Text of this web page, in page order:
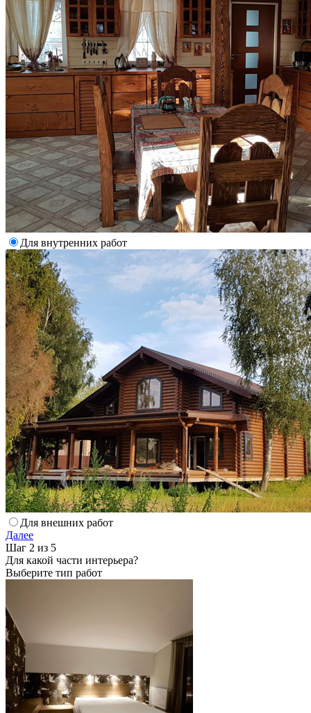
Для внутренних работ
Для внешних работ
Далее
Шаг 2 из 5
Для какой части интерьера?
Выберите тип работ